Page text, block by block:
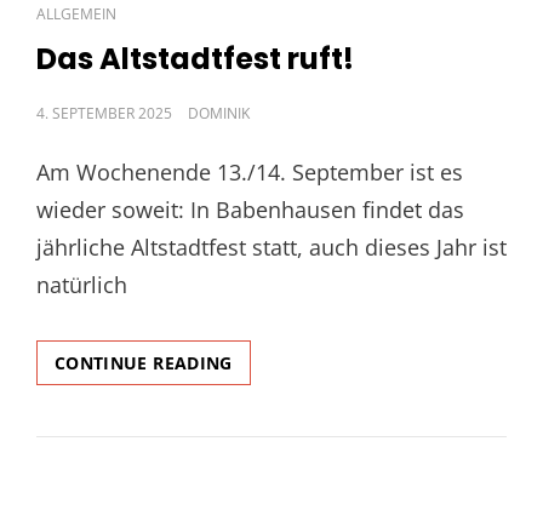
CAT
LINKS
ALLGEMEIN
Das Altstadtfest ruft!
POSTED
4. SEPTEMBER 2025 DOMINIK
Am Wochenende 13./14. September ist es
wieder soweit: In Babenhausen findet das
jährliche Altstadtfest statt, auch dieses Jahr ist
natürlich
CONTINUE READING
ALTSTADTFEST